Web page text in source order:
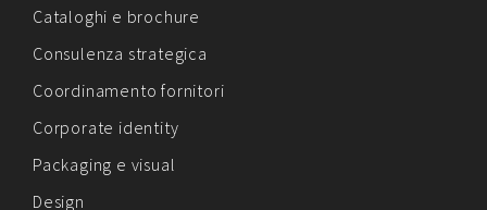
Cataloghi e brochure
Consulenza strategica
Coordinamento fornitori
Corporate identity
Packaging e visual
Design